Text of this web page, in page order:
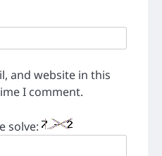
and website in this
I comment.
solve: